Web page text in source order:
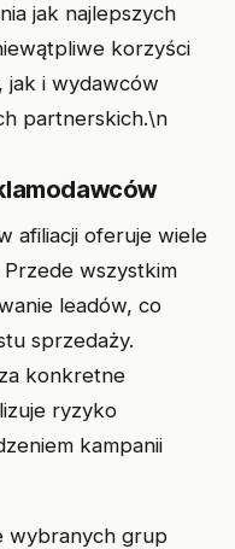
jak najlepszych
korzyści
jak i wydawców
partnerskich.\n
afiliacji oferuje wiele
wszystkim
leadów, co
sprzedaży.
konkretne
ryzyko
kampanii
wybranych grup